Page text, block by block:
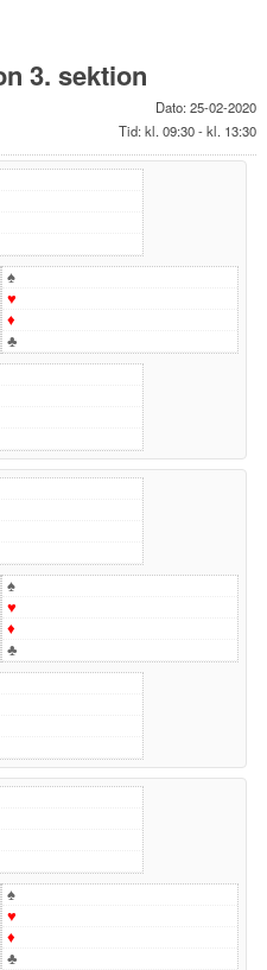
3. sektion
Dato: 25-02-2020
Tid: kl. 09:30 - kl. 13:30
♠
♥
♦
♣
♠
♥
♦
♣
♠
♥
♦
♣